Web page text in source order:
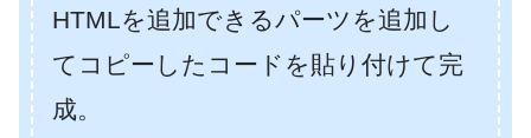
HTMLを追加できるパーツを追加し
てコピーしたコードを貼り付けて完
成。